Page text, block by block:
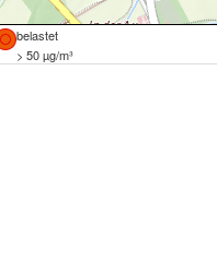
belastet
> 50 µg/m³